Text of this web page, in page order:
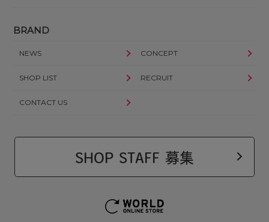
BRAND
NEWS CONCEPT
SHOP LIST RECRUIT
CONTACT US
SHOP STAFF 募集